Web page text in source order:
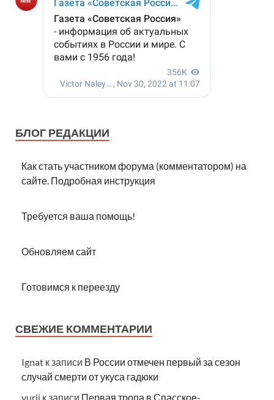
БЛОГ РЕДАКЦИИ
Как стать участником форума (комментатором) на
сайте. Подробная инструкция
Требуется ваша помощь!
Обновляем сайт
Готовимся к переезду
СВЕЖИЕ КОММЕНТАРИИ
Ignat к записи В России отмечен первый за сезон
случай смерти от укуса гадюки
yurij к записи Первая тропа в Спасское-